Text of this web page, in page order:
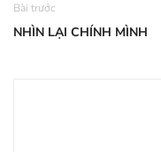
Bài trước
NHÌN LẠI CHÍNH MÌNH